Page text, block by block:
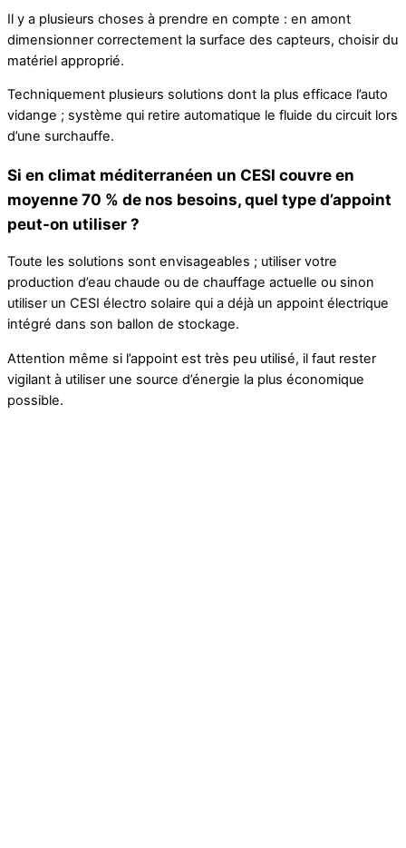
Il y a plusieurs choses à prendre en compte : en amont
dimensionner correctement la surface des capteurs, choisir du
matériel approprié.
Techniquement plusieurs solutions dont la plus efficace l’auto
vidange ; système qui retire automatique le fluide du circuit lors
d’une surchauffe.
Si en climat méditerranéen un CESI couvre en
moyenne 70 % de nos besoins, quel type d’appoint
peut-on utiliser ?
Toute les solutions sont envisageables ; utiliser votre
production d’eau chaude ou de chauffage actuelle ou sinon
utiliser un CESI électro solaire qui a déjà un appoint électrique
intégré dans son ballon de stockage.
Attention même si l’appoint est très peu utilisé, il faut rester
vigilant à utiliser une source d’énergie la plus économique
possible.